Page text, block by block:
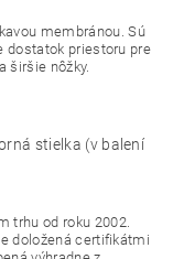
membránou. Sú
dostatok priestoru pre
širšie nôžky.
stielka (v balení
trhu od roku 2002.
doložená certifikátmi